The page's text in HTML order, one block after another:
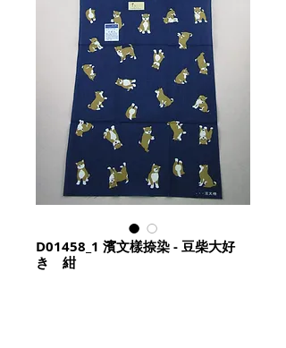
D01458_1 濱文樣捺染 - 豆柴大好
き 紺